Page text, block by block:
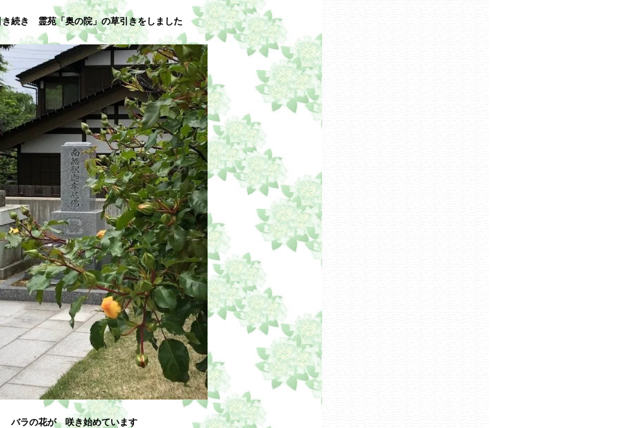
き続き 霊苑「奥の院」の草引きをしました
バラの花が 咲き始めています